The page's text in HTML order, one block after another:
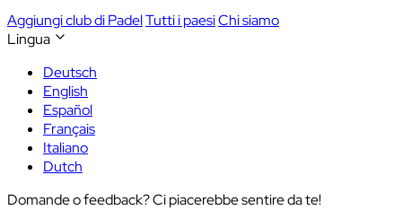
Aggiungi club di PadelTutti i paesiChi siamo
Lingua
Deutsch
English
Español
Français
Italiano
Dutch
Domande o feedback? Ci piacerebbe sentire da te!